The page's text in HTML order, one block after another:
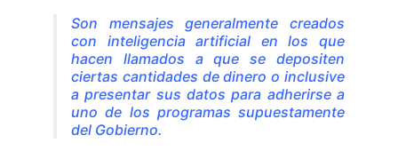
Son mensajes generalmente creados
con inteligencia artificial en los que
hacen llamados a que se depositen
ciertas cantidades de dinero o inclusive
a presentar sus datos para adherirse a
uno de los programas supuestamente
del Gobierno.